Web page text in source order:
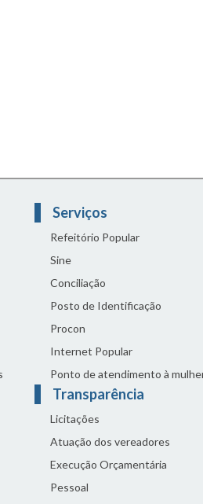
Serviços
Refeitório Popular
Sine
Conciliação
Posto de Identificação
Procon
Internet Popular
Ponto de atendimento à
Transparência
Licitações
Atuação dos vereadores
Execução Orçamentária
Pessoal